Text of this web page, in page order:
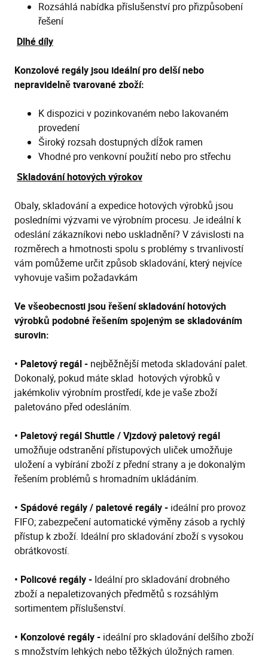
Rozsáhlá nabídka příslušenství pro přizpůsobení
řešení
Dlhé díly
Konzolové regály jsou ideální pro delší nebo
nepravidelně tvarované zboží:
K dispozici v pozinkovaném nebo lakovaném
provedení
Široký rozsah dostupných dĺžok ramen
Vhodné pro venkovní použití nebo pro střechu
Skladování hotových výrokov
Obaly, skladování a expedice hotových výrobků jsou
posledními výzvami ve výrobním procesu. Je ideální k
odeslání zákazníkovi nebo uskladnění? V závislosti na
rozměrech a hmotnosti spolu s problémy s trvanlivostí
vám pomůžeme určit způsob skladování, který nejvíce
vyhovuje vašim požadavkám
Ve všeobecnosti jsou řešení skladování hotových
výrobků podobné řešením spojeným se skladováním
surovin:
• Paletový regál - nejběžnější metoda skladování palet.
Dokonalý, pokud máte sklad hotových výrobků v
jakémkoliv výrobním prostředí, kde je vaše zboží
paletováno před odesláním.
• Paletový regál Shuttle / Vjzdový paletový regál
umožňuje odstranění přístupových uliček umožňuje
uložení a vybírání zboží z přední strany a je dokonalým
řešením problémů s hromadním ukládáním.
• Spádové regály / paletové regály - ideální pro provoz
FIFO; zabezpečení automatické výměny zásob a rychlý
přístup k zboží. Ideální pro skladování zboží s vysokou
obrátkovostí.
• Policové regály - Ideální pro skladování drobného
zboží a nepaletizovaných předmětů s rozsáhlým
sortimentem příslušenství.
• Konzolové regály - ideální pro skladování delšího zboží
s množstvím lehkých nebo těžkých úložných ramen.